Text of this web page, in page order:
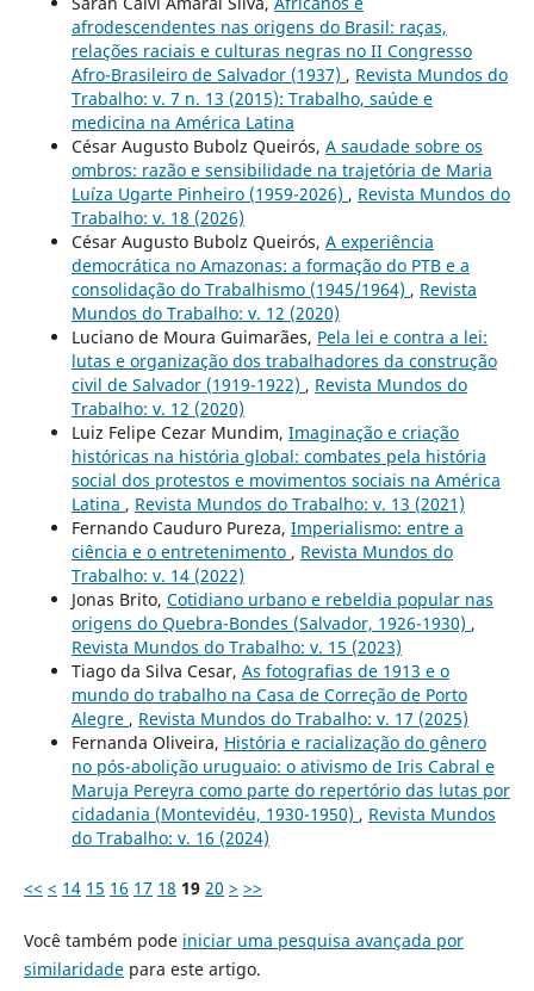
afrodescendentes nas origens do Brasil: raças,
relações raciais e culturas negras no II Congresso
Afro-Brasileiro de Salvador (1937) , Revista Mundos do
Trabalho: v. 7 n. 13 (2015): Trabalho, saúde e
medicina na América Latina
César Augusto Bubolz Queirós, A saudade sobre os
ombros: razão e sensibilidade na trajetória de Maria
Luíza Ugarte Pinheiro (1959-2026) , Revista Mundos do
Trabalho: v. 18 (2026)
César Augusto Bubolz Queirós, A experiência
democrática no Amazonas: a formação do PTB e a
consolidação do Trabalhismo (1945/1964) , Revista
Mundos do Trabalho: v. 12 (2020)
Luciano de Moura Guimarães, Pela lei e contra a lei:
lutas e organização dos trabalhadores da construção
civil de Salvador (1919-1922) , Revista Mundos do
Trabalho: v. 12 (2020)
Luiz Felipe Cezar Mundim, Imaginação e criação
históricas na história global: combates pela história
social dos protestos e movimentos sociais na América
Latina , Revista Mundos do Trabalho: v. 13 (2021)
Fernando Cauduro Pureza, Imperialismo: entre a
ciência e o entretenimento , Revista Mundos do
Trabalho: v. 14 (2022)
Jonas Brito, Cotidiano urbano e rebeldia popular nas
origens do Quebra-Bondes (Salvador, 1926-1930) ,
Revista Mundos do Trabalho: v. 15 (2023)
Tiago da Silva Cesar, As fotografias de 1913 e o
mundo do trabalho na Casa de Correção de Porto
Alegre , Revista Mundos do Trabalho: v. 17 (2025)
Fernanda Oliveira, História e racialização do gênero
no pós-abolição uruguaio: o ativismo de Iris Cabral e
Maruja Pereyra como parte do repertório das lutas por
cidadania (Montevidéu, 1930-1950) , Revista Mundos
do Trabalho: v. 16 (2024)
<< < 14 15 16 17 18 19 20 > >>
Você também pode iniciar uma pesquisa avançada por
similaridadepara este artigo.